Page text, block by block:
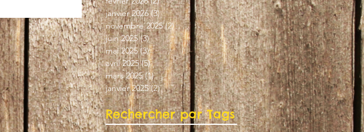
janvier 2026 (3)3 posts
novembre 2025 (2)2 posts
juin 2025 (3)3 posts
mai 2025 (3)3 posts
avril 2025 (5)5 posts
mars 2025 (1)1 post
janvier 2025 (2)2 posts
Rechercher par Tags